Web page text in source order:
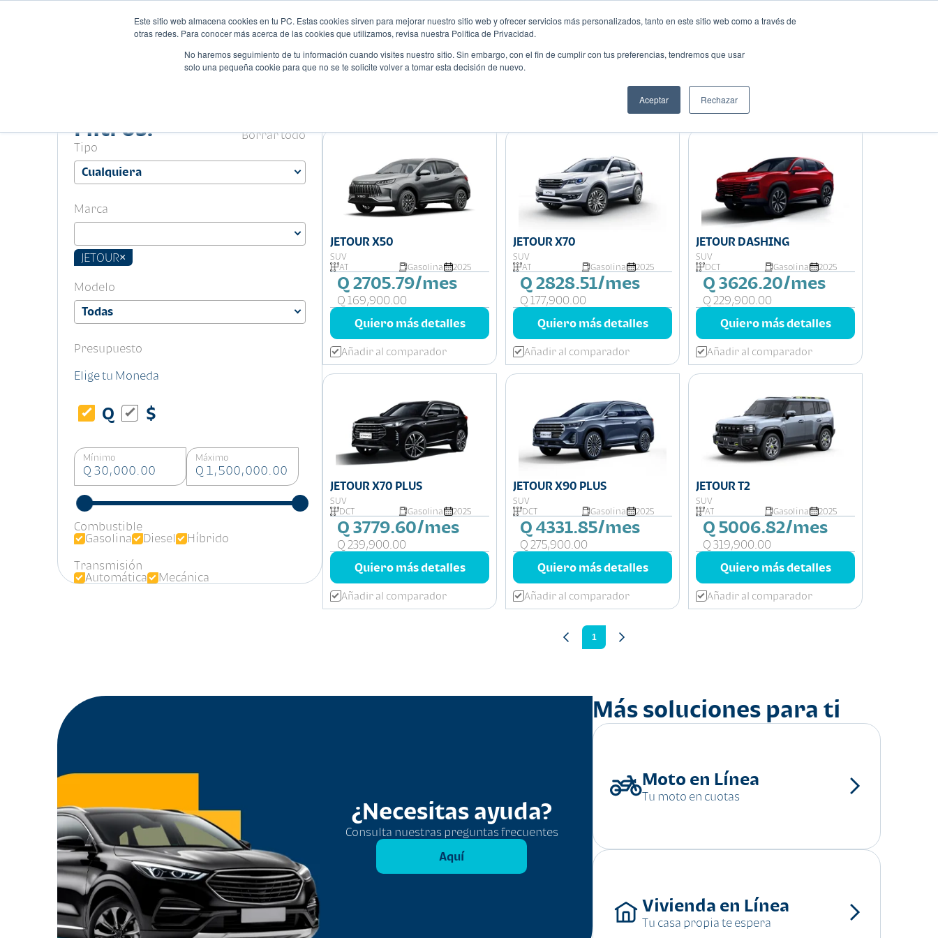
Este sitio web almacena cookies en tu PC. Estas cookies sirven para mejorar nuestro sitio web y ofrecer servicios más personalizados, tanto en este sitio web como a través de
otras redes. Para conocer más acerca de las cookies que utilizamos, revisa nuestra Política de Privacidad.
No haremos seguimiento de tu información cuando visites nuestro sitio. Sin embargo, con el fin de cumplir con tus preferencias, tendremos que usar
solo una pequeña cookie para que no se te solicite volver a tomar esta decisión de nuevo.
Aceptar Rechazar
Autos Comparador Promociones Blog Eventos
Filtros.
Borrar todo
Tipo
Marca
JETOUR×
Modelo
Presupuesto
Elige tu Moneda
Q $
Mínimo
Q 30,000.00
Máximo
Q 1,500,000.00
Combustible
Gasolina
Diesel
Híbrido
Transmisión
Automática
Mecánica
Ordenar por:
JETOUR X50
SUV
AT
Gasolina 2025
Q 2705.79/mes
Q 169,900.00
Quiero más detalles
Añadir al comparador
JETOUR X70
SUV
AT
Gasolina 2025
Q 2828.51/mes
Q 177,900.00
Quiero más detalles
Añadir al comparador
JETOUR DASHING
SUV
DCT
Gasolina 2025
Q 3626.20/mes
Q 229,900.00
Quiero más detalles
Añadir al comparador
JETOUR X70 PLUS
SUV
DCT
Gasolina 2025
Q 3779.60/mes
Q 239,900.00
Quiero más detalles
Añadir al comparador
JETOUR X90 PLUS
SUV
DCT
Gasolina 2025
Q 4331.85/mes
Q 275,900.00
Quiero más detalles
Añadir al comparador
JETOUR T2
SUV
AT
Gasolina 2025
Q 5006.82/mes
Q 319,900.00
Quiero más detalles
Añadir al comparador
1
¿Necesitas ayuda?
Consulta nuestras preguntas frecuentes
Aquí
Más soluciones para ti
Moto en Línea
Tu moto en cuotas
Vivienda en Línea
Tu casa propia te espera